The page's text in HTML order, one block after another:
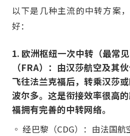
以下是几种主流的中转方案
好：
1. 欧洲枢纽一次中转（最常
（FRA）：由汉莎航空及其
飞往法兰克福后，转乘汉莎
波尔多。这是衔接效率很高
福拥有完善的中转网络。
◦ 经巴黎（CDG）：由法国